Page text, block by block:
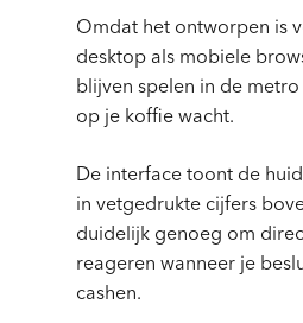
Omdat het ontworpen is
desktop als mobiele
blijven spelen in de
op je koffie wacht.
De interface toont de
in vetgedrukte cijfers
duidelijk genoeg om
reageren wanneer je
cashen.